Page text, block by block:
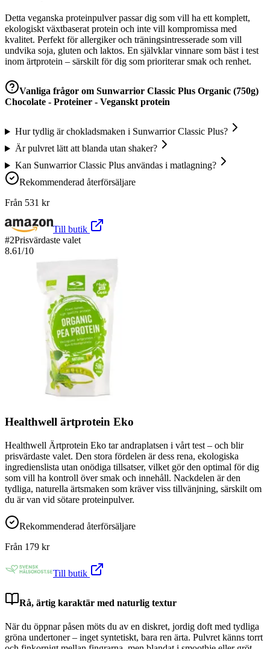
Detta veganska proteinpulver passar dig som vill ha ett komplett,
ekologiskt växtbaserat protein och inte vill kompromissa med
kvalitet. Perfekt för allergiker och träningsintresserade som vill
undvika soja, gluten och laktos. En självklar vinnare som bäst i test
inom ärtprotein – särskilt för dig som prioriterar smak och renhet.
Vanliga frågor om Sunwarrior Classic Plus Organic (750g)
Chocolate - Proteiner - Veganskt protein
Hur tydlig är chokladsmaken i Sunwarrior Classic Plus?
Är pulvret lätt att blanda utan shaker?
Kan Sunwarrior Classic Plus användas i matlagning?
Rekommenderad återförsäljare
Från 531 kr
Till butik
#2Prisvärdaste valet
8.61/10
Healthwell ärtprotein Eko
Healthwell Ärtprotein Eko tar andraplatsen i vårt test – och blir
prisvärdaste valet. Den stora fördelen är dess rena, ekologiska
ingredienslista utan onödiga tillsatser, vilket gör den optimal för dig
som vill ha kontroll över smak och innehåll. Nackdelen är den
tydliga, naturella ärtsmaken som kräver viss tillvänjning, särskilt om
du är van vid sötare proteinpulver.
Rekommenderad återförsäljare
Från 179 kr
Till butik
Rå, ärtig karaktär med naturlig textur
När du öppnar påsen möts du av en diskret, jordig doft med tydliga
gröna undertoner – inget syntetiskt, bara ren ärta. Pulvret känns torrt